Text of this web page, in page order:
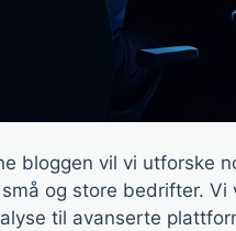
bloggen vil vi utforske
og store bedrifter.
til avanserte